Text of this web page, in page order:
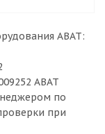
ABAT:
ABAT
по
при